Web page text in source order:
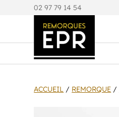
02 97 79 14 54
ACCUEIL / REMORQUE /